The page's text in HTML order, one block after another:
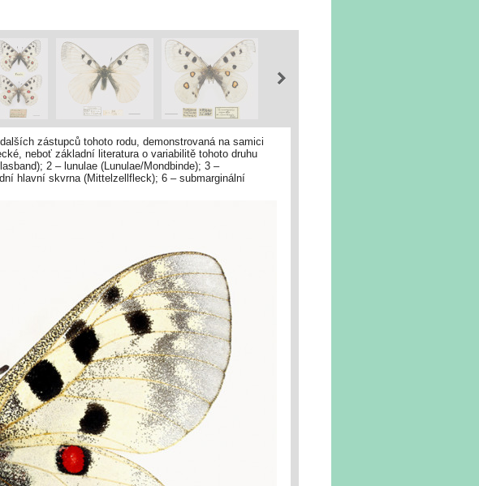
zástupců tohoto rodu, demonstrovaná na samici
neboť základní literatura o variabilitě tohoto druhu
2 – lunulae (Lunulae/Mondbinde); 3 –
hlavní skvrna (Mittelzellfleck); 6 – submarginální